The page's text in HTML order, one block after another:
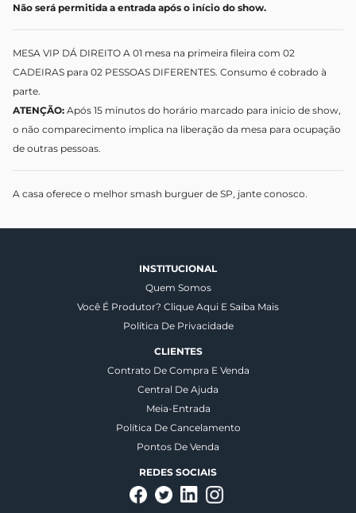
Não será permitida a entrada após o início do show.
MESA VIP DÁ DIREITO A 01 mesa na primeira fileira com 02
CADEIRAS para 02 PESSOAS DIFERENTES. Consumo é cobrado à
parte.
ATENÇÃO: Após 15 minutos do horário marcado para inicio de show,
o não comparecimento implica na liberação da mesa para ocupação
de outras pessoas.
A casa oferece o melhor smash burguer de SP, jante conosco.
INSTITUCIONAL
Quem Somos
Você É Produtor? Clique Aqui E Saiba Mais
Política De Privacidade
CLIENTES
Contrato De Compra E Venda
Central De Ajuda
Meia-Entrada
Política De Cancelamento
Pontos De Venda
REDES SOCIAIS